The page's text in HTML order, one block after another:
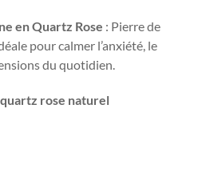
en Quartz Rose : Pierre de
pour calmer l’anxiété, le
du quotidien.
rose naturel